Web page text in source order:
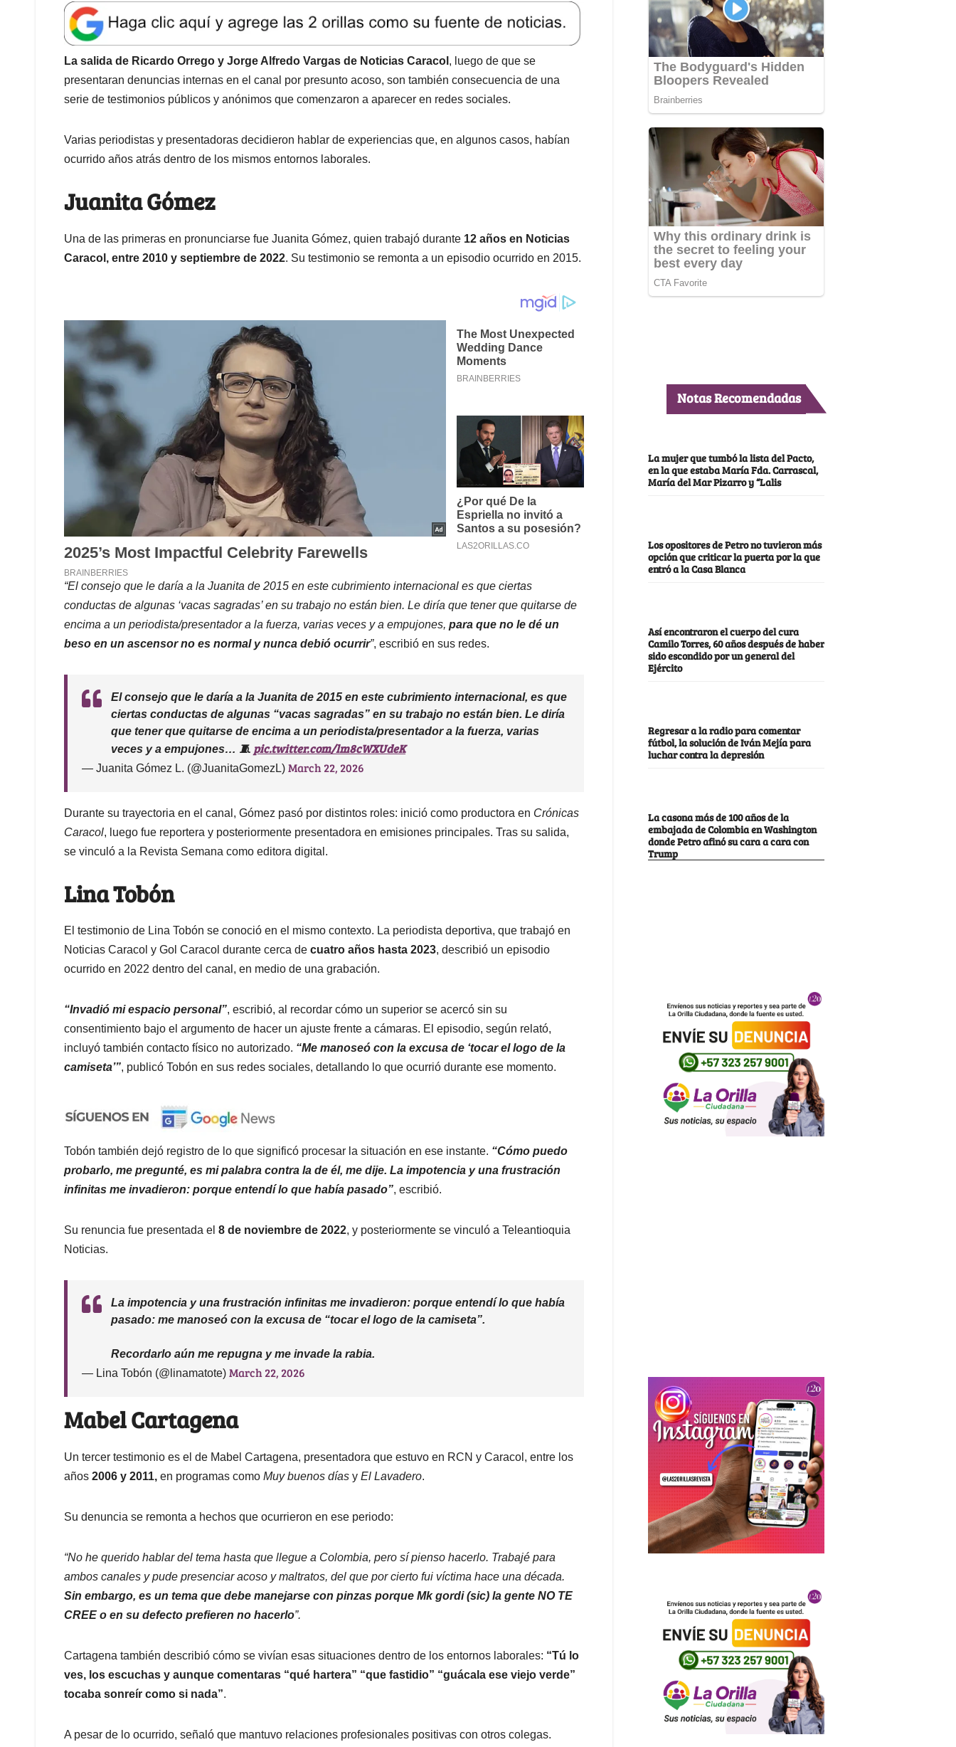
a
t
s
A
p
p
e
b
o
o
k
k
e
d
I
n
l
e
a
d
s
La salida de Ricardo Orrego y Jorge Alfredo Vargas de Noticias Caracol , luego de que se
presentaran denuncias internas en el canal por presunto acoso, son también consecuencia de una
serie de testimonios públicos y anónimos que comenzaron a aparecer en redes sociales.
Varias periodistas y presentadoras decidieron hablar de experiencias que, en algunos casos, habían
ocurrido años atrás dentro de los mismos entornos laborales.
Juanita Gómez
Una de las primeras en pronunciarse fue Juanita Gómez, quien trabajó durante 12 años en Noticias
Caracol, entre 2010 y septiembre de 2022. Su testimonio se remonta a un episodio ocurrido en 2015.
“El consejo que le daría a la Juanita de 2015 en este cubrimiento internacional es que ciertas
conductas de algunas ‘vacas sagradas’ en su trabajo no están bien. Le diría que tener que quitarse de
encima a un periodista/presentador a la fuerza, varias veces y a empujones, para que no le dé un
beso en un ascensor no es normal y nunca debió ocurrir”, escribió en sus redes.
El consejo que le daría a la Juanita de 2015 en este cubrimiento internacional, es que
ciertas conductas de algunas “vacas sagradas” en su trabajo no están bien. Le diría
que tener que quitarse de encima a un periodista/presentador a la fuerza, varias
veces y a empujones… 🧵 pic.twitter.com/lm8cWXUdeK
— Juanita Gómez L. (@JuanitaGomezL) March 22, 2026
Durante su trayectoria en el canal, Gómez pasó por distintos roles: inició como productora en Crónicas
Caracol, luego fue reportera y posteriormente presentadora en emisiones principales. Tras su salida,
se vinculó a la Revista Semana como editora digital.
Lina Tobón
El testimonio de Lina Tobón se conoció en el mismo contexto. La periodista deportiva, que trabajó en
Noticias Caracol y Gol Caracol durante cerca de cuatro años hasta 2023, describió un episodio
ocurrido en 2022 dentro del canal, en medio de una grabación.
“Invadió mi espacio personal”, escribió, al recordar cómo un superior se acercó sin su
consentimiento bajo el argumento de hacer un ajuste frente a cámaras. El episodio, según relató,
incluyó también contacto físico no autorizado. “Me manoseó con la excusa de ‘tocar el logo de la
camiseta’”, publicó Tobón en sus redes sociales, detallando lo que ocurrió durante ese momento.
Tobón también dejó registro de lo que significó procesar la situación en ese instante. “Cómo puedo
probarlo, me pregunté, es mi palabra contra la de él, me dije. La impotencia y una frustración
infinitas me invadieron: porque entendí lo que había pasado”, escribió.
Su renuncia fue presentada el 8 de noviembre de 2022, y posteriormente se vinculó a Teleantioquia
Noticias.
La impotencia y una frustración infinitas me invadieron: porque entendí lo que había
pasado: me manoseó con la excusa de “tocar el logo de la camiseta”.
Recordarlo aún me repugna y me invade la rabia.
— Lina Tobón (@linamatote) March 22, 2026
Mabel Cartagena
Un tercer testimonio es el de Mabel Cartagena, presentadora que estuvo en RCN y Caracol, entre los
años 2006 y 2011, en programas como Muy buenos días y El Lavadero.
Su denuncia se remonta a hechos que ocurrieron en ese periodo:
“No he querido hablar del tema hasta que llegue a Colombia, pero sí pienso hacerlo. Trabajé para
ambos canales y pude presenciar acoso y maltratos, del que por cierto fui víctima hace una década.
Sin embargo, es un tema que debe manejarse con pinzas porque Mk gordi (sic) la gente NO TE
CREE o en su defecto prefieren no hacerlo”.
Cartagena también describió cómo se vivían esas situaciones dentro de los entornos laborales: “Tú lo
ves, los escuchas y aunque comentaras “qué hartera” “que fastidio” “guácala ese viejo verde”
tocaba sonreír como si nada”.
A pesar de lo ocurrido, señaló que mantuvo relaciones profesionales positivas con otros colegas.
Notas Recomendadas
La mujer que tumbó la lista del Pacto,
en la que estaba María Fda. Carrascal,
María del Mar Pizarro y “Lalis
Los opositores de Petro no tuvieron más
opción que criticar la puerta por la que
entró a la Casa Blanca
Así encontraron el cuerpo del cura
Camilo Torres, 60 años después de haber
sido escondido por un general del
Ejército
Regresar a la radio para comentar
fútbol, la solución de Iván Mejía para
luchar contra la depresión
La casona más de 100 años de la
embajada de Colombia en Washington
donde Petro afinó su cara a cara con
Trump